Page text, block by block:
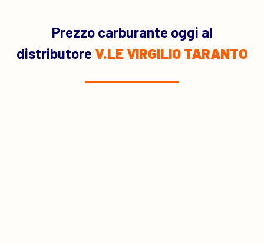
Prezzo carburante oggi al
distributore V.LE VIRGILIO TARANTO